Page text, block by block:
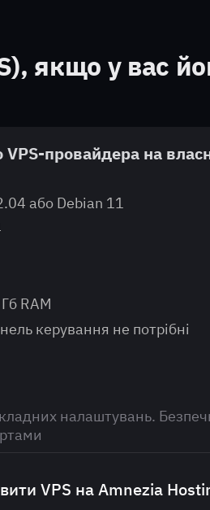
якщо у вас
провайдера на
або Debian 11
RAM
керування не потрібні
налаштувань.
VPS на Amnezia